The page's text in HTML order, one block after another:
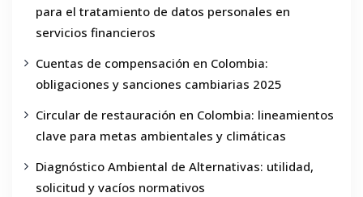
para el tratamiento de datos personales en
servicios financieros
Cuentas de compensación en Colombia:
obligaciones y sanciones cambiarias 2025
Circular de restauración en Colombia: lineamientos
clave para metas ambientales y climáticas
Diagnóstico Ambiental de Alternativas: utilidad,
solicitud y vacíos normativos